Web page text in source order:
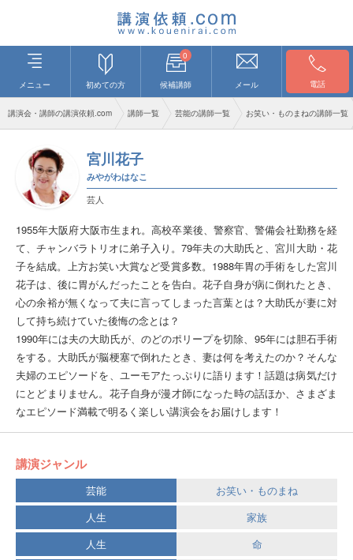
メニュー 初めての方
0
候補講師 メール 電話
講演会・講師の講演依頼.com 講師一覧 芸能の講師一覧 お笑い・ものまねの講師一覧
宮川花子
みやがわはなこ
芸人
1955年大阪府大阪市生まれ。高校卒業後、警察官、警備会社勤務を経
て、チャンバラトリオに弟子入り。79年夫の大助氏と、宮川大助・花
子を結成。上方お笑い大賞など受賞多数。1988年胃の手術をした宮川
花子は、後に胃がんだったことを告白。花子自身が病に倒れたとき、
心の余裕が無くなって夫に言ってしまった言葉とは？大助氏が妻に対
して持ち続けていた後悔の念とは？
1990年には夫の大助氏が、のどのポリープを切除、95年には胆石手術
をする。大助氏が脳梗塞で倒れたとき、妻は何を考えたのか？そんな
夫婦のエピソードを、ユーモアたっぷりに語ります！話題は病気だけ
にとどまりません。花子自身が漫才師になった時の話ほか、さまざま
なエピソード満載で明るく楽しい講演会をお届けします！
講演ジャンル
芸能
お笑い・ものまね
人生
家族
人生
命